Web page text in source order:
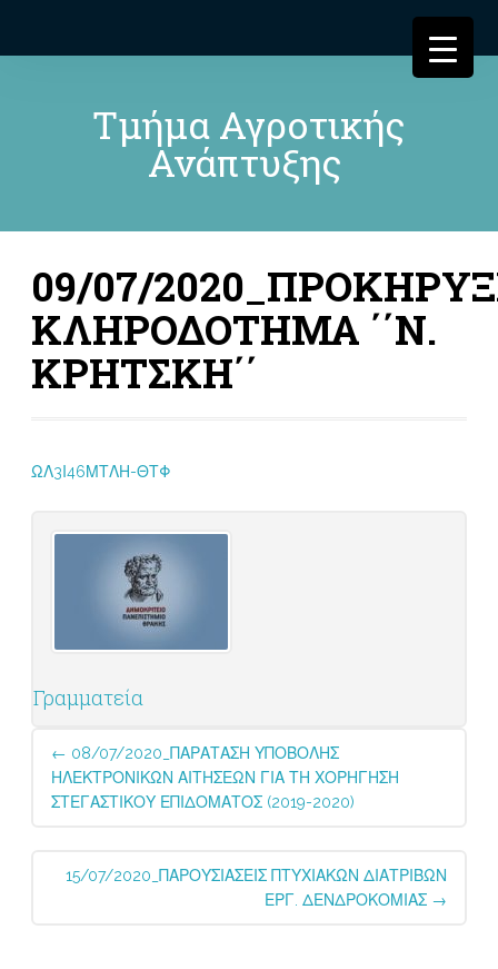
Τμήμα Αγροτικής
Ανάπτυξης
09/07/
ΚΛΗΡΟΔΟΤΗΜΑ ΄΄Ν.
ΚΡΗΤΣΚΗ΄΄
ΩΛ3Ι46ΜΤΛΗ-ΘΤΦ
Γραμματεία
Post
navigation
← 08/07/2020_ΠΑΡΑΤΑΣΗ ΥΠΟΒΟΛΗΣ
ΗΛΕΚΤΡΟΝΙΚΩΝ ΑΙΤΗΣΕΩΝ ΓΙΑ ΤΗ ΧΟΡΗΓΗΣΗ
ΣΤΕΓΑΣΤΙΚΟΥ ΕΠΙΔΟΜΑΤΟΣ (2019-2020)
15/07/2020_ΠΑΡΟΥΣΙΑΣΕΙΣ ΠΤΥΧΙΑΚΩΝ ΔΙΑΤΡΙΒΩΝ
ΕΡΓ. ΔΕΝΔΡΟΚΟΜΙΑΣ →